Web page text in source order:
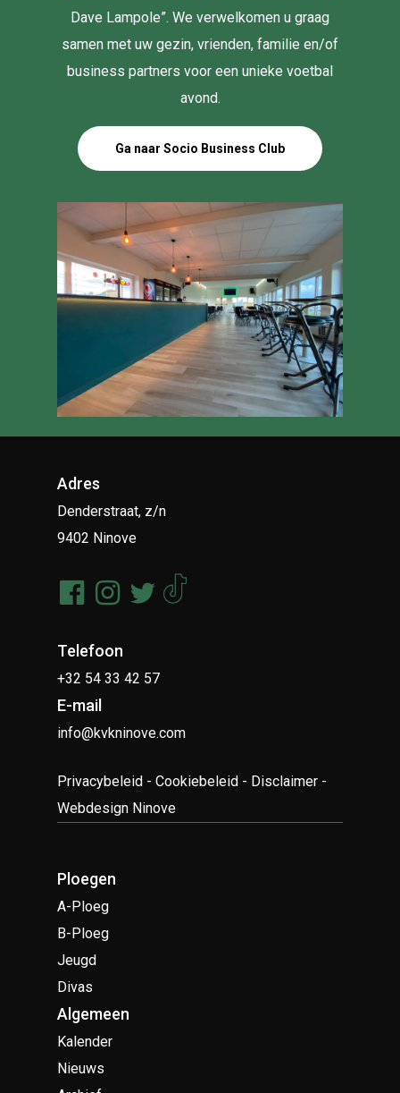
Dave Lampole”. We verwelkomen u graag
samen met uw gezin, vrienden, familie en/of
business partners voor een unieke voetbal
avond.
Ga naar Socio Business Club
Adres
Denderstraat, z/n
9402 Ninove
Telefoon
+32 54 33 42 57
E-mail
info@kvkninove.com
Privacybeleid -Cookiebeleid - Disclaimer -
Webdesign Ninove
Ploegen
A-Ploeg
B-Ploeg
Jeugd
Divas
Algemeen
Kalender
Nieuws